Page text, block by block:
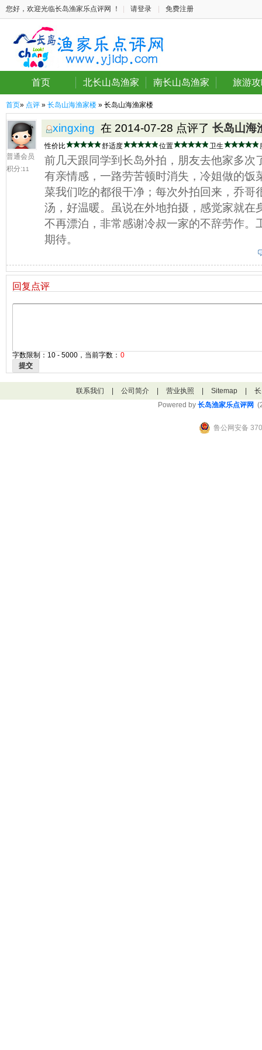
您好，欢迎光临长岛渔家乐点评网 ！ 请登录 免费注册
首页 北长山岛渔家 南长山岛渔家 旅游
首页» 点评 » 长岛山海渔家楼 » 长岛山海渔家楼
普通会员
积分:11
xingxing 在 2014-07-28 点评了 长岛山海
性价比 舒适度 位置 卫生
前几天跟同学到长岛外拍，朋友去他家多次
有亲情感，一路劳苦顿时消失，冷姐做的饭
菜我们吃的都很干净；每次外拍回来，乔哥
汤，好温暖。虽说在外地拍摄，感觉家就在
不再漂泊，非常感谢冷叔一家的不辞劳作。
期待。
回复点评
字数限制：10 - 5000，当前字数： 0
提交
联系我们 公司简介 营业执照 Sitemap
Powered by 长岛渔家乐点评网
鲁公网安备